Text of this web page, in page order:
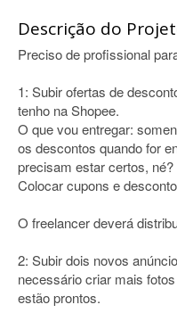
Descrição do
Preciso de profissional
1: Subir ofertas de
tenho na Shopee.
O que vou entregar:
os descontos quando for
precisam estar certos,
Colocar cupons e
O freelancer deverá
2: Subir dois novos
necessário criar mais
estão prontos.